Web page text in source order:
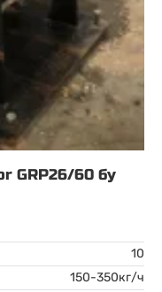
GRP26/60 бу
10
150-350кг/ч